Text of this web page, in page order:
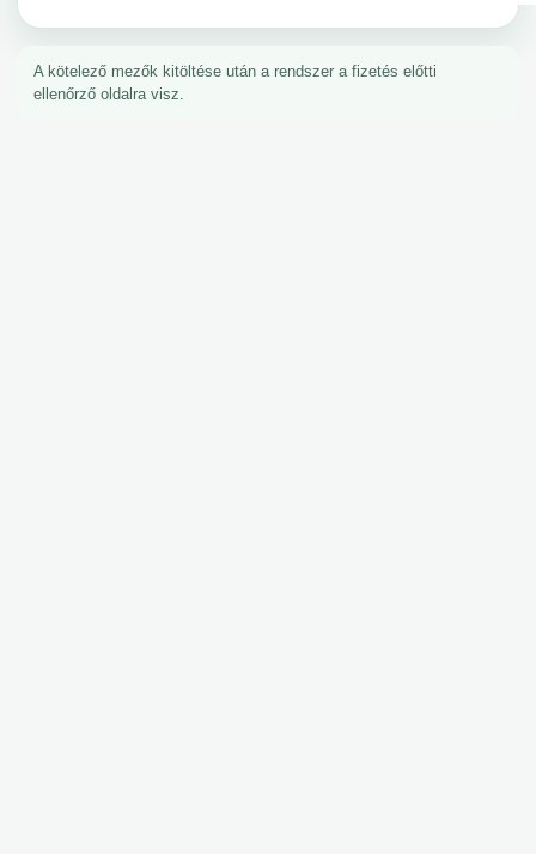
A kötelező mezők kitöltése után a rendszer a fizetés előtti
ellenőrző oldalra visz.